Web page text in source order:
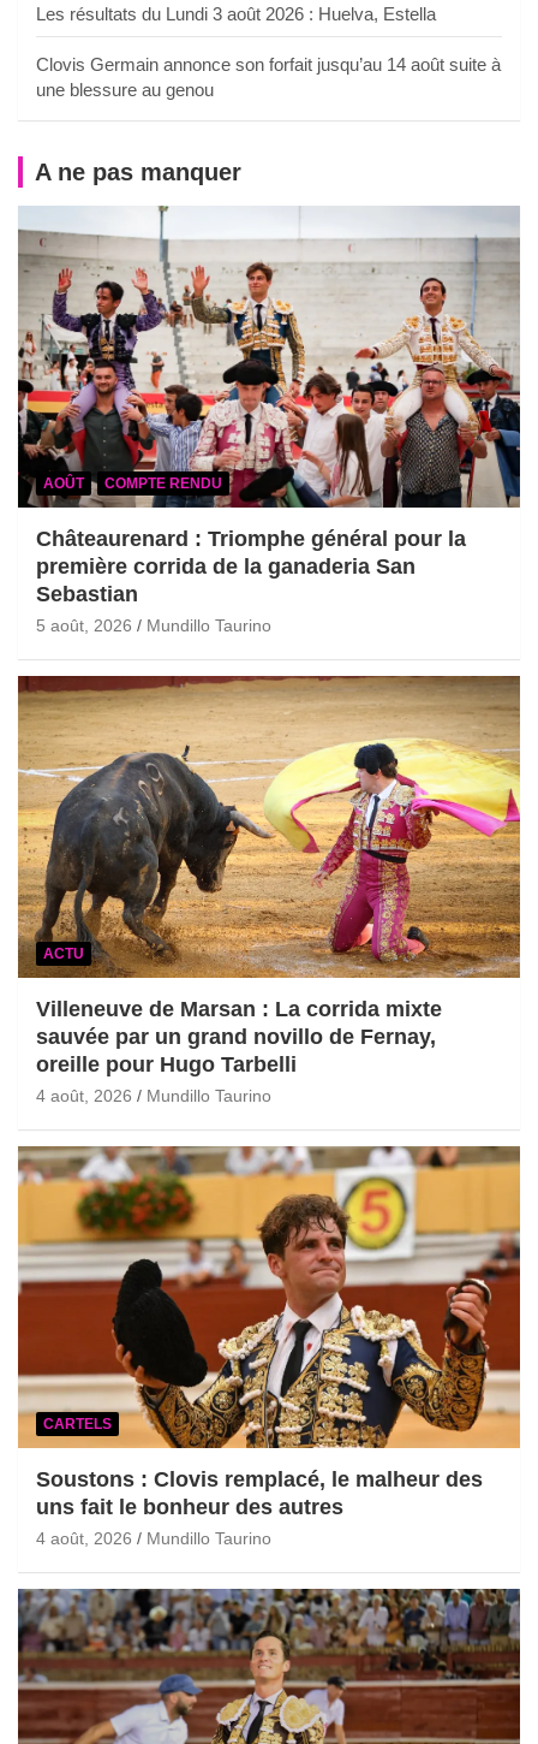
Les résultats du Lundi 3 août 2026 : Huelva, Estella
Clovis Germain annonce son forfait jusqu’au 14 août suite à
une blessure au genou
A ne pas manquer
AOÛT COMPTE RENDU
Châteaurenard : Triomphe général pour la
première corrida de la ganaderia San
Sebastian
5 août, 2026 Mundillo Taurino
ACTU
Villeneuve de Marsan : La corrida mixte
sauvée par un grand novillo de Fernay,
oreille pour Hugo Tarbelli
4 août, 2026 Mundillo Taurino
CARTELS
Soustons : Clovis remplacé, le malheur des
uns fait le bonheur des autres
4 août, 2026 Mundillo Taurino